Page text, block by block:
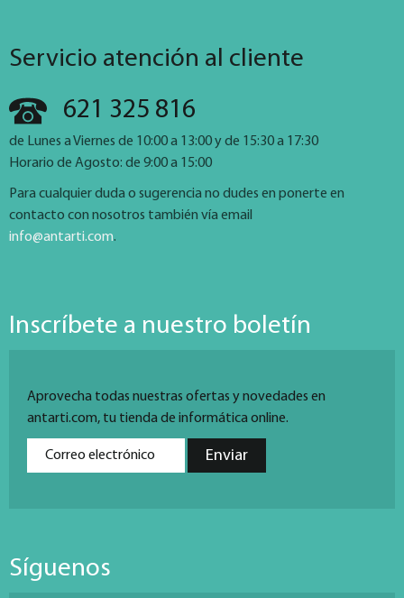
Servicio atención al cliente
621 325 816
de Lunes a Viernes de 10:00 a 13:00 y de 15:30 a 17:30
Horario de Agosto: de 9:00 a 15:00
Para cualquier duda o sugerencia no dudes en ponerte en
contacto con nosotros también vía email
info@antarti.com.
Inscríbete a nuestro boletín
Aprovecha todas nuestras ofertas y novedades en
antarti.com, tu tienda de informática online.
Síguenos